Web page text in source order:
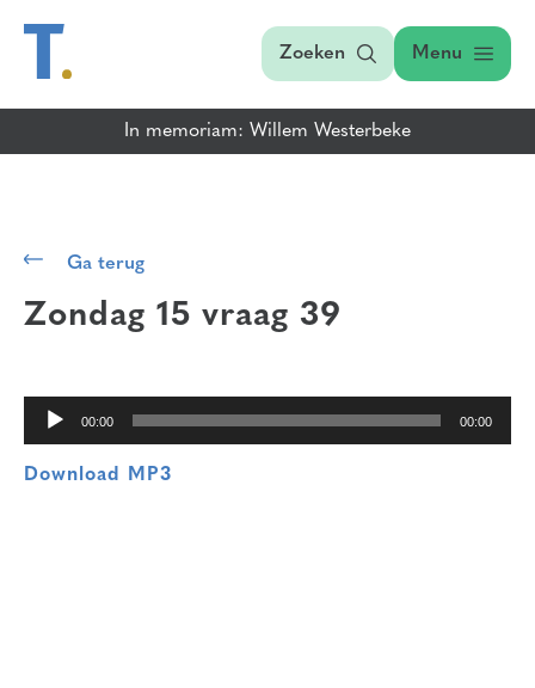
Zoeken Menu
In memoriam: Willem Westerbeke
Ga terug
Zondag 15 vraag 39
00:00 00:00
Download MP3